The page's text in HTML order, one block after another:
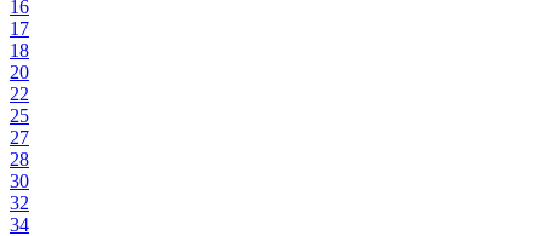
16
17
18
20
22
25
27
28
30
32
34